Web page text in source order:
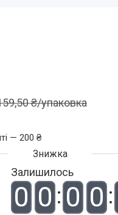
₴/упаковка
— 200 ₴
Залишилось
0 0 0 0